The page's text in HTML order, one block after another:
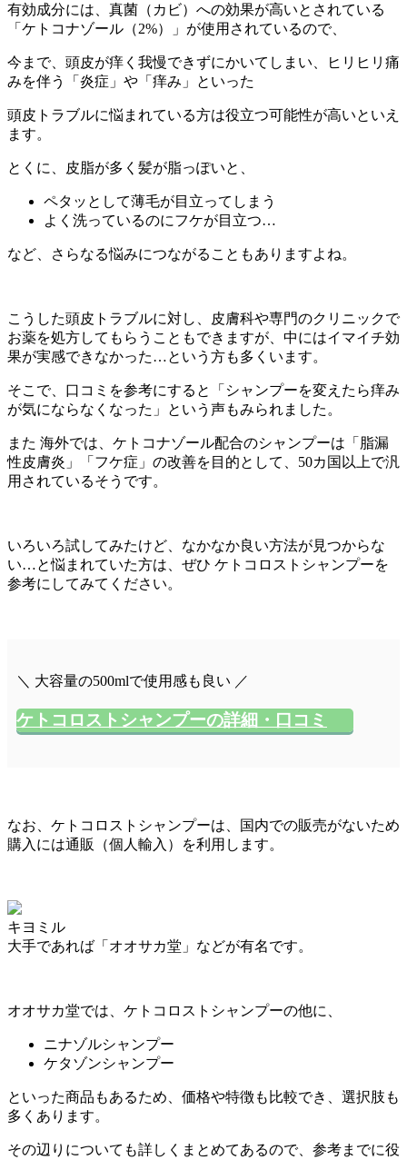
有効成分には、真菌（カビ）への効果が高いとされている
「ケトコナゾール（2%）」が使用されているので、
今まで、頭皮が痒く我慢できずにかいてしまい、ヒリヒリ痛
みを伴う「炎症」や「痒み」といった
頭皮トラブルに悩まれている方は役立つ可能性が高いといえ
ます。
とくに、皮脂が多く髪が脂っぽいと、
ペタッとして薄毛が目立ってしまう
よく洗っているのにフケが目立つ…
など、さらなる悩みにつながることもありますよね。
こうした頭皮トラブルに対し、皮膚科や専門のクリニックで
お薬を処方してもらうこともできますが、中にはイマイチ効
果が実感できなかった…という方も多くいます。
そこで、口コミを参考にすると「シャンプーを変えたら痒み
が気にならなくなった」という声もみられました。
また 海外では、ケトコナゾール配合のシャンプーは「脂漏
性皮膚炎」「フケ症」の改善を目的として、 50カ国以上で汎
用 されているそうです。
いろいろ試してみたけど、なかなか良い方法が見つからな
い…と悩まれていた方は、ぜひ ケトコロストシャンプーを
参考にしてみてください。
＼ 大容量の500mlで使用感も良い ／
ケトコロストシャンプーの詳細・口コミ
なお、ケトコロストシャンプーは、国内での販売がないため
購入には通販（個人輸入）を利用 します。
キヨミル
大手であれば「オオサカ堂」などが有名です。
オオサカ堂では、ケトコロストシャンプーの他に、
ニナゾルシャンプー
ケタゾンシャンプー
といった商品もあるため、価格や特徴も比較でき、選択肢も
多くあります。
その辺りについても詳しくまとめてあるので、参考までに役